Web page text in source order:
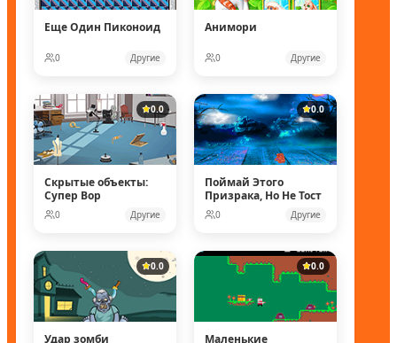
Еще Один Пиконоид
0 Другие
Анимори
0 Другие
0.0
Скрытые объекты:
Супер Вор
0 Другие
0.0
Поймай Этого
Призрака, Но Не Тост
0 Другие
0.0
Удар зомби
0.0
Маленькие